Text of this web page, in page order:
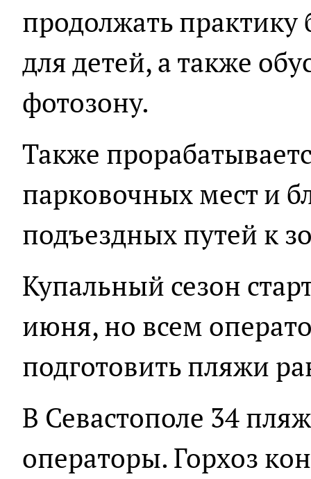
продолжать
для детей, а также
фотозону.
Также
парковочных мест и
подъездных путей к
Купальный сезон
июня, но всем
подготовить пляжи
В Севастополе 34
операторы. Горхоз